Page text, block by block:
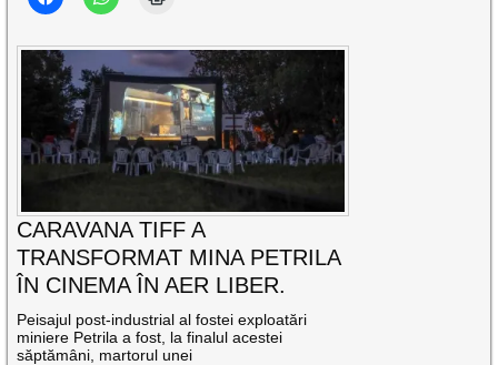
CARAVANA TIFF A
TRANSFORMAT MINA PETRILA
ÎN CINEMA ÎN AER LIBER.
Peisajul post-industrial al fostei exploatări
miniere Petrila a fost, la finalul acestei
săptămâni, martorul unei